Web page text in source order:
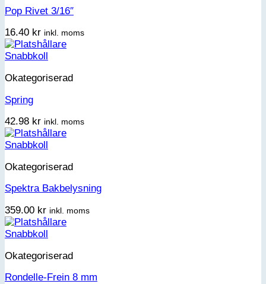
Pop Rivet 3/16″
16.40 kr inkl. moms
Snabbkoll
Okategoriserad
Spring
42.98 kr inkl. moms
Snabbkoll
Okategoriserad
Spektra Bakbelysning
359.00 kr inkl. moms
Snabbkoll
Okategoriserad
Rondelle-Frein 8 mm